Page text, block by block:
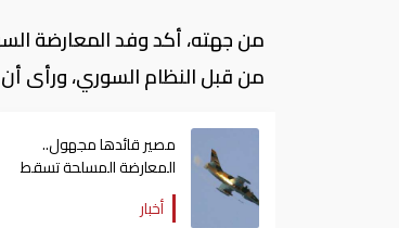
من جهته، أكد وفد المعارضة
من قبل النظام السوري، ورأى
مصير قائدها مجهول..
المعارضة المسلحة تسقط
طائرة للجيش قرب
مرتفعات الجولان المحتلة
أخبار